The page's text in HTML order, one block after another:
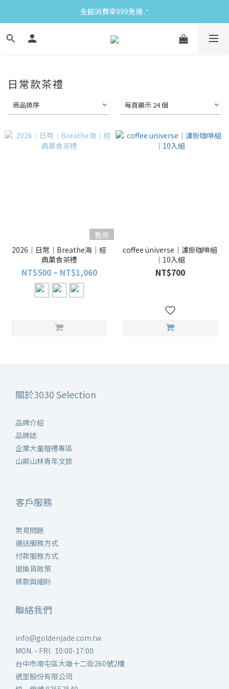
全館消費享999免運 ‪‪.ᐟ
日常款茶禮
商品排序 每頁顯示 24 個
售完
2026｜日常｜Breathe海｜經
典菓食茶禮
NT$500 ~ NT$1,060
coffee üniverse｜濾掛咖啡組
｜10入組
NT$700
關於3030 Selection
品牌介紹
品牌誌
企業大量贈禮專區
山鄰山林青年文旅
客戶服務
常見問題
運送服務方式
付款服務方式
退換貨政策
條款與細則
聯絡我們
info@goldenjade.com.tw
MON. - FRI. 10:00-17:00
台中市南屯區大墩十二街260號2樓
遇里股份有限公司